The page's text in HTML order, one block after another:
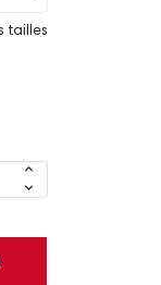
tailles